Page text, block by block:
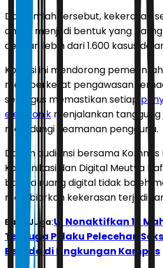
Dari jumlah tersebut, kekerasan
online menjadi bentuk yang
dengan lebih dari 1.600 kasus
Kondisi ini mendorong
memperketat pengawasan
sekaligus memastikan setiap
elektronik menjalankan
melindungi keamanan pengguna.
Dalam audiensi bersama
Komunikasi dan Digital Meutya
bahwa ruang digital tidak boleh
membiarkan kekerasan terjadi
Baca Juga:UI Nonaktifkan 16
Terduga Pelaku Pelecehan
Berada di Lingkungan Kampus